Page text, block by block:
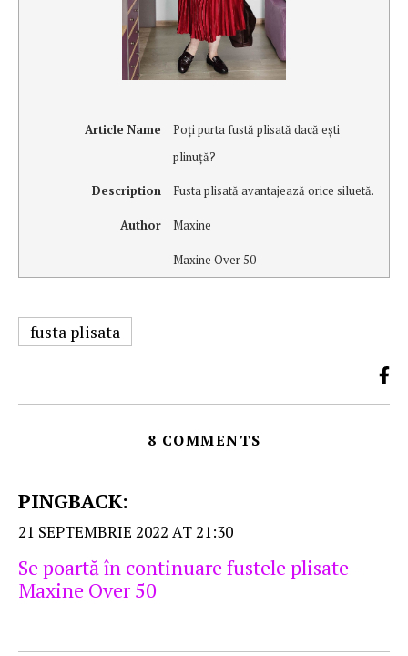
Article Name
Poţi purta fustă plisată dacă eşti
plinuţă?
Description Fusta plisată avantajează orice siluetă.
Author Maxine
Maxine Over 50
fusta plisata
8 COMMENTS
PINGBACK:
21 SEPTEMBRIE 2022 AT 21:30
Se poartă în continuare fustele plisate -
Maxine Over 50